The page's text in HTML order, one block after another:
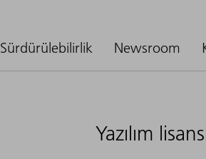
Sürdürülebilirlik Newsroom
Yazılım